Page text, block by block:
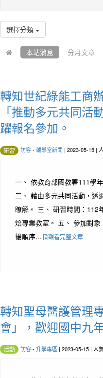
選擇分類
本站消息 分月文章
轉知世紀綠能工商
「推動多元共同
躍報名參加。
研習 訪客- 輔導室新聞 | 2023-05-15 |
一、 依教育部國教署111學
二、 藉由多元共同活動，透
瞭解。 三、 研習時間：112
焙專業教室。 五、 參加對
後順序...
觀看完整文章
轉知聖母醫護管理
會」，歡迎國中九
活動 訪客- 升學專區 | 2023-05-15 | 人